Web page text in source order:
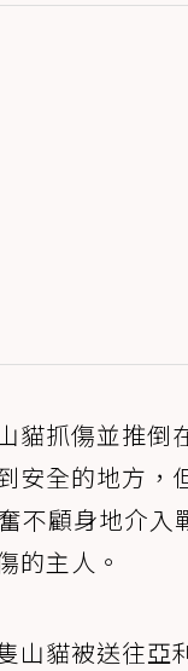
貓抓傷並推倒
安全的地方，
不顧身地介
的主人。
山貓被送往亞